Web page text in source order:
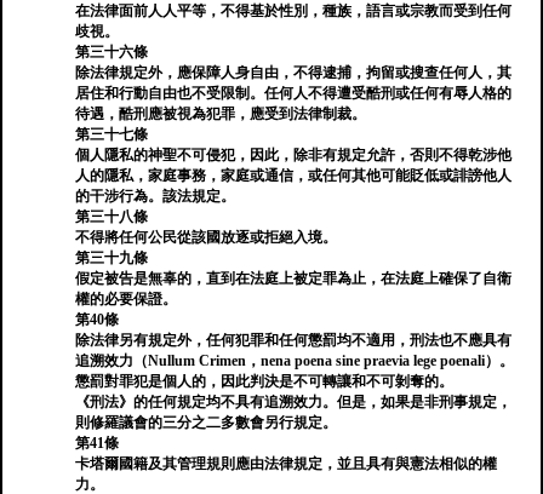
在法律面前人人平等，不得基於性別，種族，語言或宗教而受到任何
歧視。
第三十六條
除法律規定外，應保障人身自由，不得逮捕，拘留或搜查任何人，其
居住和行動自由也不受限制。任何人不得遭受酷刑或任何有辱人格的
待遇，酷刑應被視為犯罪，應受到法律制裁。
第三十七條
個人隱私的神聖不可侵犯，因此，除非有規定允許，否則不得乾涉他
人的隱私，家庭事務，家庭或通信，或任何其他可能貶低或誹謗他人
的干涉行為。該法規定。
第三十八條
不得將任何公民從該國放逐或拒絕入境。
第三十九條
假定被告是無辜的，直到在法庭上被定罪為止，在法庭上確保了自衛
權的必要保證。
第40條
除法律另有規定外，任何犯罪和任何懲罰均不適用，刑法也不應具有
追溯效力（Nullum Crimen，nena poena sine praevia lege poenali）。
懲罰對罪犯是個人的，因此判決是不可轉讓和不可剝奪的。
《刑法》的任何規定均不具有追溯效力。但是，如果是非刑事規定，
則修羅議會的三分之二多數會另行規定。
第41條
卡塔爾國籍及其管理規則應由法律規定，並且具有與憲法相似的權
力。